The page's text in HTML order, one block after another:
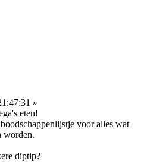
»
eten!
voor alles wat
worden.
diptip?